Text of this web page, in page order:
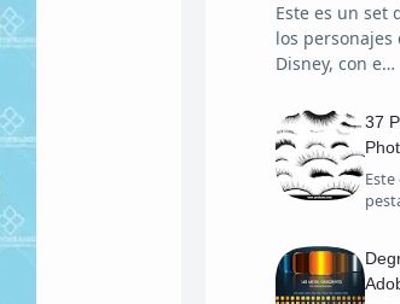
Este es un set
los
Disney, con e…
37